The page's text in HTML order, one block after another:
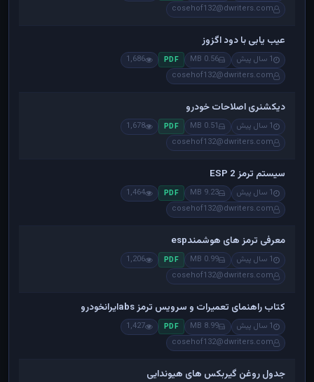
cosehof132@dwriters.com
عیب یابی با دود اگزوز
1 سال پیش 0.56 MB
PDF
1,686
cosehof132@dwriters.com
دیکشنری اصلاحات خودرو
1 سال پیش 0.51 MB
PDF
1,678
cosehof132@dwriters.com
سیستم ترمز ESP 2
1 سال پیش 9.23 MB
PDF
1,464
cosehof132@dwriters.com
معرفی ترمز های هوشمندesp
1 سال پیش 0.99 MB
PDF
1,206
cosehof132@dwriters.com
کتاب راهنمای تعمیرات و سرویس ترمز absایرانخودرو
1 سال پیش 8.99 MB
PDF
1,427
cosehof132@dwriters.com
جدول روغن گیربکس های هیوندایی